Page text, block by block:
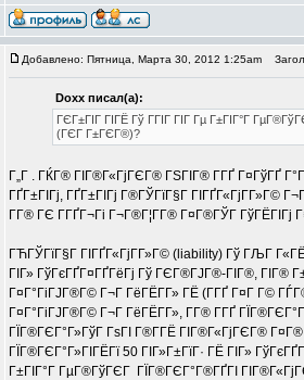
Добавлено: Пятница, Марта 30, 2012 1:25am
Doxx писал(а):
ГЄГ±ГІГ ГІГЁ Гў ГГІГ ГІГ Гµ Г±ГІГ°Г
(ГЄГ Г±ГЄГ®)?
Г„Г . ГЌГ® ГІГ®Г«ГјГЄГ® ГЅГІГ® Г­ГҐ Г¤ГўГҐ
ГҐГ±ГІГј, ГҐГ±ГІГј Г®ГЎГїГ§Г ГІГҐГ«ГјГ­Г»Г©
Г­Г® ГЄ Г­ГҐГ¬Гі Г¬Г®Г¦Г­Г® Г¤Г®ГЎГ ГўГЁГІГј
ГЋГЎГїГ§Г ГІГҐГ«ГјГ­Г»Г© (liability) Гў ГЉГ
ГІГ» ГўГєГҐГ¤ГҐГёГј Гў ГЄГ®ГЈГ®-ГІГ®, ГІГ®
Г¤Г°ГіГЈГ®Г© Г¬Г ГёГЁГ­Г» ГЁ (Г­ГҐ Г¤Г Г©
Г¤Г°ГіГЈГ®Г© Г¬Г ГёГЁГ­Г», Г­Г® Г­ГҐ
ГЇГ®ГЄГ°Г»ГўГ ГѕГІ Г®Г­ГЁ ГІГ®Г«ГјГЄГ®
ГЇГ®ГЄГ°Г»ГІГЁГї 50 ГІГ»Г±ГїГ· ГЁ ГІГ»
Г±ГІГ°Г ГµГ®ГўГЄГ ГЇГ®ГЄГ°Г®ГҐГІ